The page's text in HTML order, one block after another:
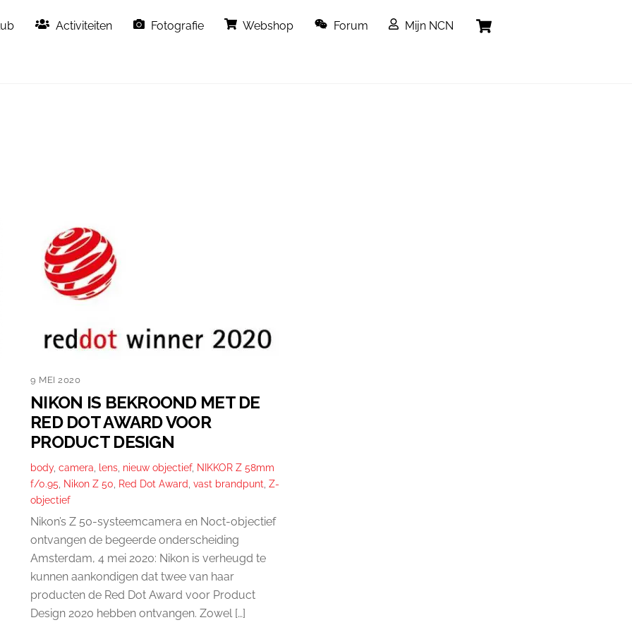
Activiteiten Fotografie Webshop Forum Mijn NCN
9 MEI 2020
NIKON IS BEKROOND MET DE
RED DOT AWARD VOOR
PRODUCT DESIGN
body,camera lens nieuw objectief, NIKKOR Z 58mm
f/0.95 Nikon Z 50 Red Dot Award ,vast brandpunt ,Z-
objectief
Nikon’s Z 50-systeemcamera en Noct-objectief
ontvangen de begeerde onderscheiding
Amsterdam, 4 mei 2020: Nikon is verheugd te
kunnen aankondigen dat twee van haar
producten de Red Dot Award voor Product
Design 2020 hebben ontvangen. Zowel […]
To